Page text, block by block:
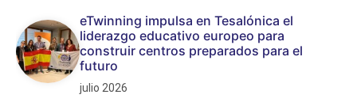
eTwinning impulsa en Tesalónica el
liderazgo educativo europeo para
construir centros preparados para el
futuro
julio 2026